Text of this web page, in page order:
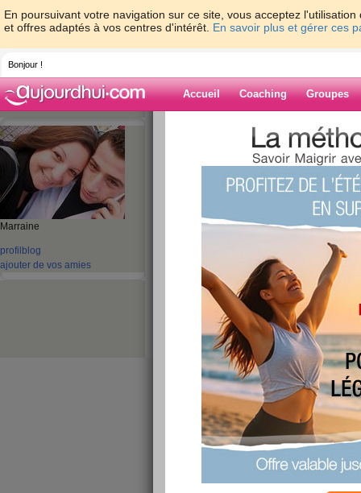
En poursuivant votre navigation sur ce site, vous acceptez
et offres adaptés à vos centres d'intérêt. En savoir plus et gérer ces
Bonjour !
Accueil Coaching Groupes
Marraine
profil blog
ajouter de vos amies
> > de
Blog de
de retour !!!!!
hello les nanas , enfin un peu de temps ...
inquiété, mais besoin d un laps de time a
bcp de choses a raconté, je ferai ca apres
des bouSSas de la barbaBaleine =)
1 - 1 de 1 « ‹ Préc. 1 Suiv. › »